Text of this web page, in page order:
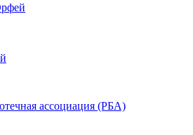
ассоциация (РБА)